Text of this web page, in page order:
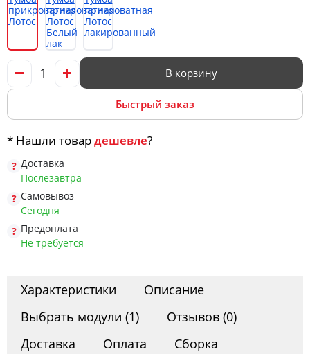
Прихожая
Офис
Комоды
Матрасы
Ротанг
В корзину
Быстрый заказ
* Нашли товардешевле?
Доставка
Послезавтра
Самовывоз
Сегодня
Предоплата
Не требуется
Характеристики
Описание
Выбрать модули (1)
Отзывов (0)
Доставка
Оплата Сборка